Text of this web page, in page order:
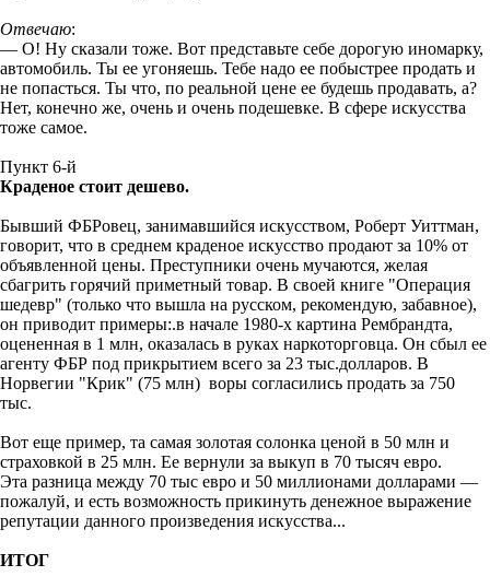
Отвечаю:
— О! Ну сказали тоже. Вот представьте себе дорогую иномарку,
автомобиль. Ты ее угоняешь. Тебе надо ее побыстрее продать и
не попасться. Ты что, по реальной цене ее будешь продавать, а?
Нет, конечно же, очень и очень подешевке. В сфере искусства
тоже самое.
Пункт 6-й
Краденое стоит дешево.
Бывший ФБРовец, занимавшийся искусством, Роберт Уиттман,
говорит, что в среднем краденое искусство продают за 10% от
объявленной цены. Преступники очень мучаются, желая
сбагрить горячий приметный товар. В своей книге "Операция
шедевр" (только что вышла на русском, рекомендую, забавное),
он приводит примеры:.в начале 1980-х картина Рембрандта,
оцененная в 1 млн, оказалась в руках наркоторговца. Он сбыл ее
агенту ФБР под прикрытием всего за 23 тыс.долларов. В
Норвегии "Крик" (75 млн) воры согласились продать за 750
тыс.
Вот еще пример, та самая золотая солонка ценой в 50 млн и
страховкой в 25 млн. Ее вернули за выкуп в 70 тысяч евро.
Эта разница между 70 тыс евро и 50 миллионами долларами —
пожалуй, и есть возможность прикинуть денежное выражение
репутации данного произведения искусства...
ИТОГ